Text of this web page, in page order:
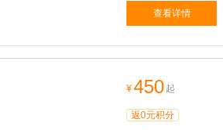
查看详情
¥450 起
返0元积分